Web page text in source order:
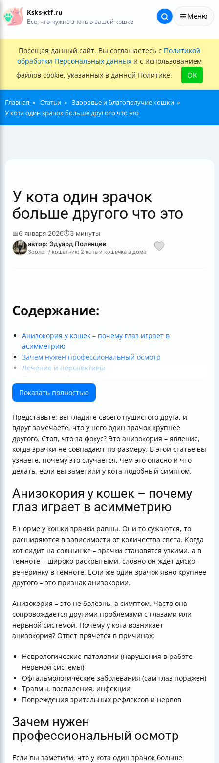
Ksks-xtf.ru
Все, что нужно знать о вашей кошке
Меню
Посещая данный сайт, Вы соглашаетесь с Политикой
обработки Персональных данных и с использованием
файлов cookie, указанных в данной Политике.
OK
Главная Статьи
Здоровье и благополучие кошки
У кота один зрачок больше другого что это
У кота один зрачок
больше другого что это
📅6 января 2026⏱3 минуты
автор: Эдуард Полянцев
Зоолог / кошатник: 2 кота и кошечка в доме
Содержание:
Анизокория у кошек – почему глаз играет в
асимметрию
Зачем нужен профессиональный осмотр
Лечение и перспективы
Важный финал
Показать полностью
Представьте: вы гладите своего пушистого друга, и
вдруг замечаете, что у него один зрачок крупнее
другого. Стоп, что за фокус? Это анизокория – явление,
когда зрачки не совпадают по размеру. В этой статье вы
узнаете, почему это случается, чем это опасно и что
делать, если вы заметили у кота подобный симптом.
Анизокория у кошек – почему
глаз играет в асимметрию
В норме у кошки зрачки равны. Они то сужаются, то
расширяются в зависимости от количества света. Когда
кот сидит на солнышке – зрачки становятся узкими, а в
темноте – широко раскрытыми, словно он ждет диско-
вечеринку в темноте. Если же один зрачок явно крупнее
другого – это признак анизокории.
Анизокория – это не болезнь, а симптом. Часто она
сопровождается другими проблемами с глазами или
нервной системой. Почему у кота возникает
анизокория? Ответ прячется в причинах:
Неврологические патологии (нарушения в работе
нервной системы)
Офтальмологические заболевания (сам глаз поражен)
Травмы, воспаления, инфекции
Повреждения зрительных рефлексов и нервов
Зачем нужен
профессиональный осмотр
Если вы заметили, что у кота один зрачок больше